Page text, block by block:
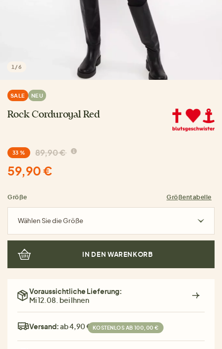
1 /6
SALE NEU
Rock Corduroyal Red
33 % 89,90 €
59,90 €
Größe Größentabelle
Wählen Sie die Größe
IN DEN WARENKORB
Voraussichtliche Lieferung:
Mi 12.08. bei Ihnen
Versand:ab 4,90 € KOSTENLOS AB 100,00 €